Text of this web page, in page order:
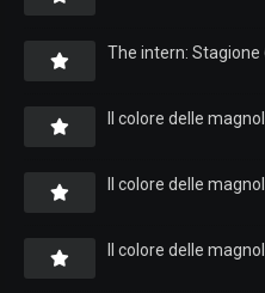
The intern: Stagione
Il colore delle
Il colore delle
Il colore delle